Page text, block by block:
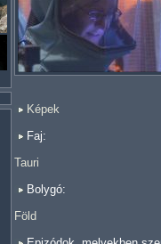
Képek
Faj:
Tauri
Bolygó:
Föld